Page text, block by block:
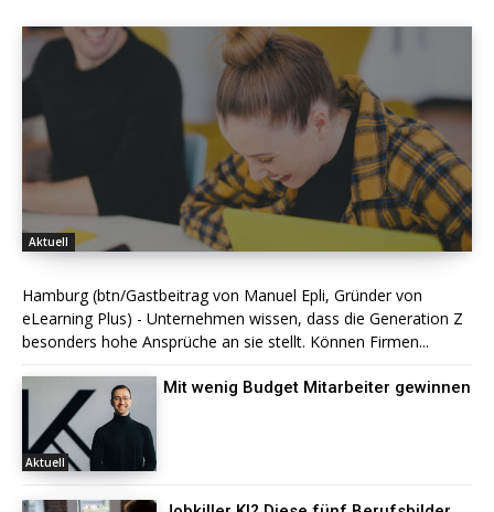
Aktuell
Hamburg (btn/Gastbeitrag von Manuel Epli, Gründer von
eLearning Plus) - Unternehmen wissen, dass die Generation Z
besonders hohe Ansprüche an sie stellt. Können Firmen...
Aktuell
Mit wenig Budget Mitarbeiter gewinnen